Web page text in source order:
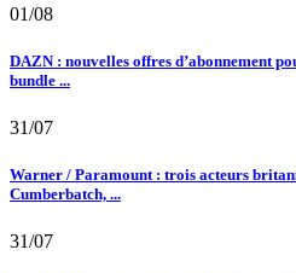
01/08
DAZN : nouvelles offres d’abonnement
bundle ...
31/07
Warner / Paramount : trois acteurs
Cumberbatch, ...
31/07